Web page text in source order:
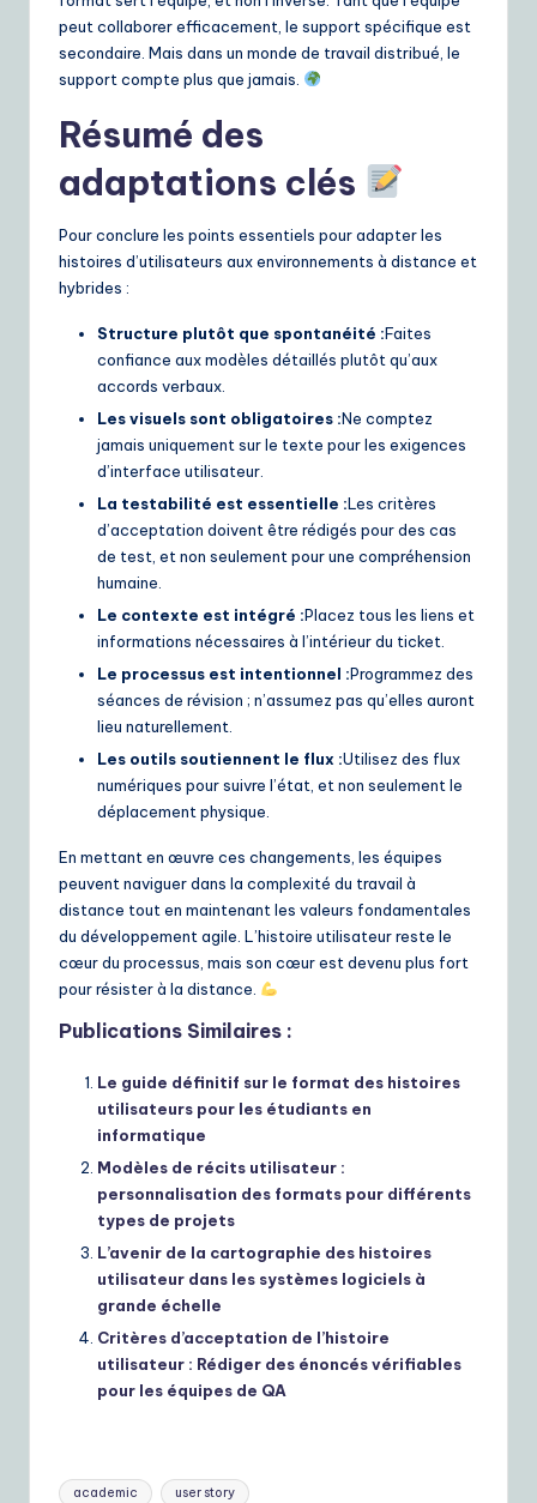
peut collaborer efficacement, le support spécifique est
secondaire. Mais dans un monde de travail distribué, le
support compte plus que jamais.
Résumé des
adaptations clés
Pour conclure les points essentiels pour adapter les
histoires d’utilisateurs aux environnements à distance et
hybrides :
Structure plutôt que spontanéité :Faites
confiance aux modèles détaillés plutôt qu’aux
accords verbaux.
Les visuels sont obligatoires :Ne comptez
jamais uniquement sur le texte pour les exigences
d’interface utilisateur.
La testabilité est essentielle :Les critères
d’acceptation doivent être rédigés pour des cas
de test, et non seulement pour une compréhension
humaine.
Le contexte est intégré :Placez tous les liens et
informations nécessaires à l’intérieur du ticket.
Le processus est intentionnel :Programmez des
séances de révision ; n’assumez pas qu’elles auront
lieu naturellement.
Les outils soutiennent le flux :Utilisez des flux
numériques pour suivre l’état, et non seulement le
déplacement physique.
En mettant en œuvre ces changements, les équipes
peuvent naviguer dans la complexité du travail à
distance tout en maintenant les valeurs fondamentales
du développement agile. L’histoire utilisateur reste le
cœur du processus, mais son cœur est devenu plus fort
pour résister à la distance.
Publications Similaires :
Le guide définitif sur le format des histoires
utilisateurs pour les étudiants en
informatique
Modèles de récits utilisateur :
personnalisation des formats pour différents
types de projets
L’avenir de la cartographie des histoires
utilisateur dans les systèmes logiciels à
grande échelle
Critères d’acceptation de l’histoire
utilisateur : Rédiger des énoncés vérifiables
pour les équipes de QA
Tags:
academic user story